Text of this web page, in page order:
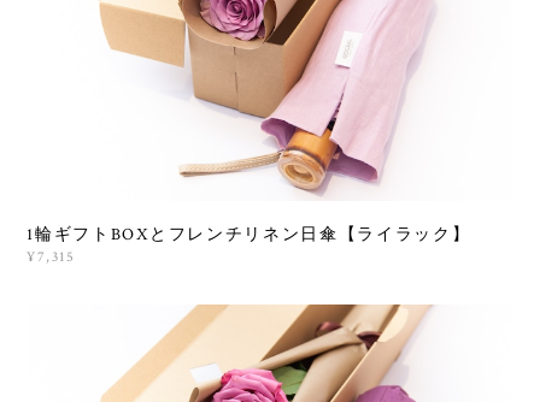
1輪ギフトBOXとフレンチリネン日傘【ライラック】
¥7,315